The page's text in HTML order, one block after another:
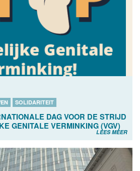
SOLIDARITEIT
DAG VOOR DE STRIJD
GENITALE VERMINKING (VGV)
LEES MEER